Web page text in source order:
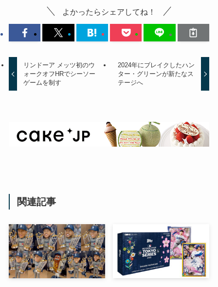
よかったらシェアしてね！
リンドーア メッツ初のウ
ォークオフHRでシーソー
ゲームを制す
2024年にブレイクしたハン
ター・グリーンが新たなス
テージへ
関連記事